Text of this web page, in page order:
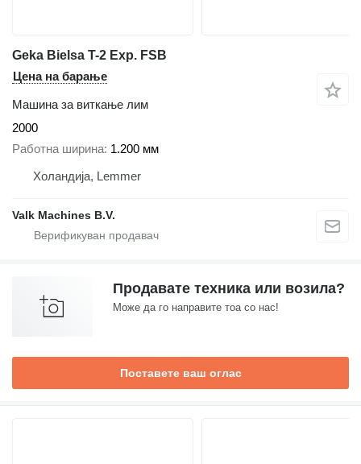
Geka Bielsa T-2 Exp. FSB
Цена на барање
Машина за виткање лим
2000
Работна ширина 1.200 мм
Холандија, Lemmer
Valk Machines B.V.
Продавате техника или возила?
Може да го направите тоа со нас!
Поставете ваш оглас